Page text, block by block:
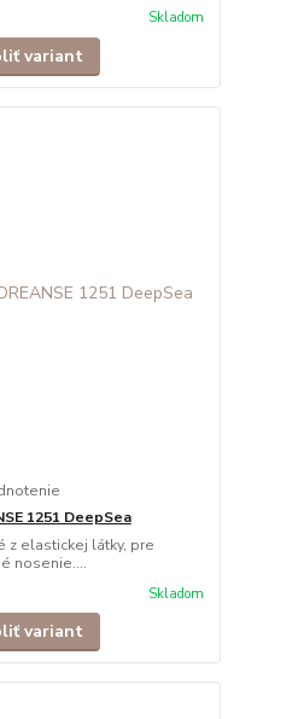
Skladom
variant
1251 DeepSea
z elastickej látky, pre
nosenie....
Skladom
variant